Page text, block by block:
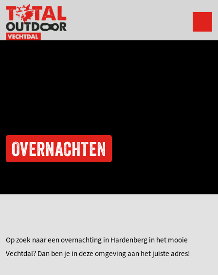
OVERNACHTEN
Op zoek naar een overnachting in Hardenberg in het mooie
Vechtdal? Dan ben je in deze omgeving aan het juiste adres!